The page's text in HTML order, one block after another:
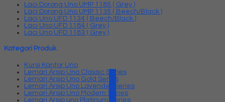
Laci Dorong Uno UMP 1185 ( Grey )
Laci Dorong Uno UMP 1135 ( Beech/Black )
Laci Uno UFD 1134 ( Beech/Black )
Laci Uno UFD 1184 ( Grey )
Laci Uno UFD 1183 ( Grey )
Kategori Produk
Kursi Kantor Uno
Lemari Arsip Uno Classic Series
Lemari Arsip Uno Gold Series
Lemari Arsip Uno Lavender Series
Lemari Arsip Uno Modern Series
Lemari Arsip uno Platinum Series